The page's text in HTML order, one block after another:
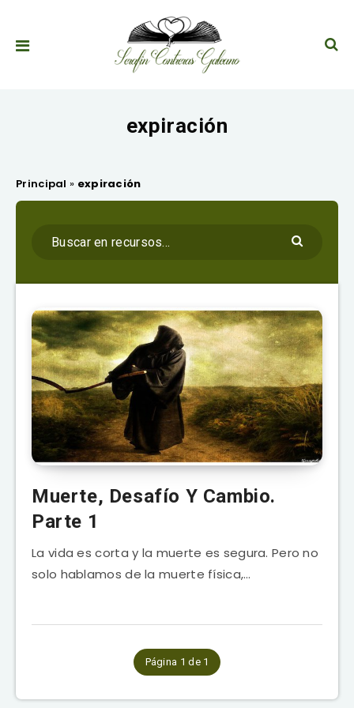
expiración
Principal » expiración
Muerte, Desafío Y Cambio.
Parte 1
La vida es corta y la muerte es segura. Pero no
solo hablamos de la muerte física,…
Página 1 de 1